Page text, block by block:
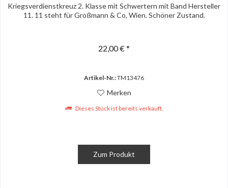
Kriegsverdienstkreuz 2. Klasse mit Schwertern mit Band Hersteller
11. 11 steht für Großmann & Co, Wien. Schöner Zustand.
22,00 € *
Artikel-Nr.:TM13476
Merken
Dieses Stück ist bereits verkauft.
Zum Produkt